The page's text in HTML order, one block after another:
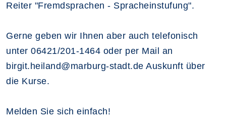
Reiter "Fremdsprachen - Spracheinstufung".
Gerne geben wir Ihnen aber auch telefonisch
unter 06421/201-1464 oder per Mail an
birgit.heiland@marburg-stadt.de Auskunft über
die Kurse.
Melden Sie sich einfach!